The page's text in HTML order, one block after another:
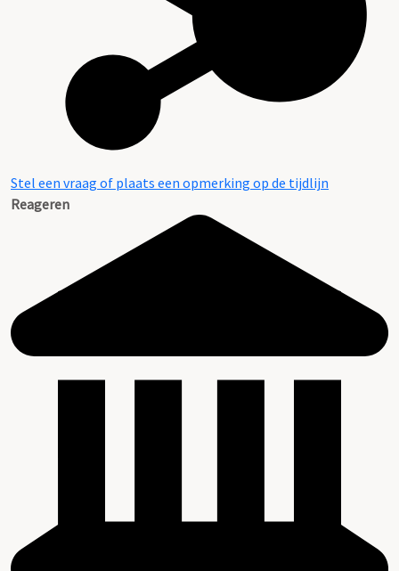
Stel een vraag of plaats een opmerking op de tijdlijn
Reageren